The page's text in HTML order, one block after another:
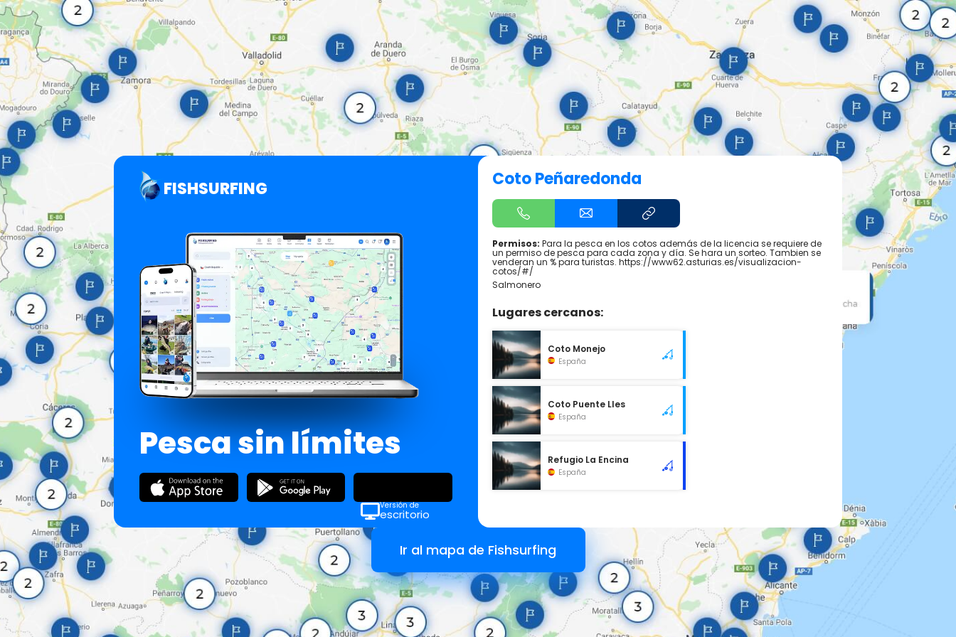
FISHSURFING
Pesca sin límites
Versión de
escritorio
Coto Peñaredonda
Permisos: Para la pesca en los cotos además de la licencia se requiere de
un permiso de pesca para cada zona y día. Se hara un sorteo. Tambien se
venderan un % para turistas. https://www62.asturias.es/visualizacion-
cotos/#/
Salmonero
Lugares cercanos:
Coto Monejo
España
Coto Puente Lles
España
Refugio La Encina
España
Ir al mapa de Fishsurfing